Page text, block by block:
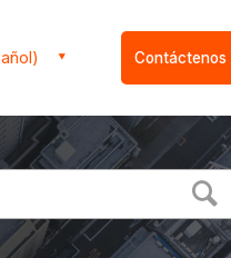
Contáctenos